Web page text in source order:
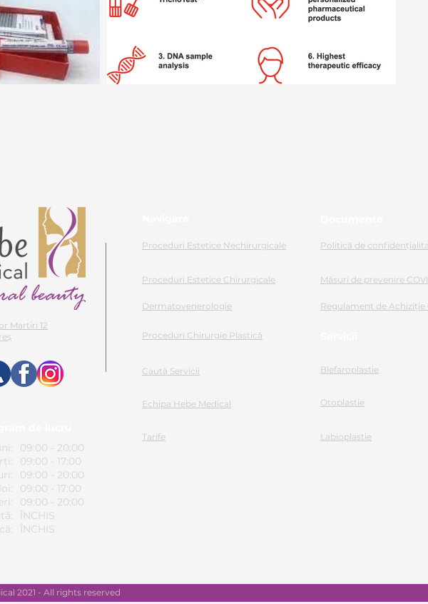
Martiri 12
09:00 - 20:00
09:00 - 17:00
09:00 - 20:00
09:00 - 17:00
09:00 - 20:00
ÎNCHIS
ÎNCHIS
Proceduri Estetice Nechirurgicale
Proceduri Estetice Chirurgicale
Dermatovenerologie
Proceduri Chirurgie Plastică
Caută Servicii
Echipa Hebe Medical
Tarife
Politică de
Măsuri de prevenire
Regulament de Achiziție
Blefaroplastie
Otoplastie
Labioplastie
2021 - All rights reserved